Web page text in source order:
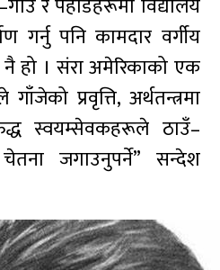
र पहाडहरूमा विद्यालय
गर्नु पनि कामदार वर्गीय
हो । संरा अमेरिकाको एक
गाँजेको प्रवृत्ति, अर्थतन्त्रमा
स्वयम्सेवकहरूले ठाउँ–
जगाउनुपर्ने” सन्देश